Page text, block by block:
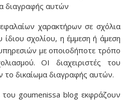
διαγραφής αυτών
χαρακτήρων σε σχόλια
σχολίου, η έμμεση ή άμεση
με οποιοδήποτε τρόπο
ΟΙ διαχειριστές του
το δικαίωμα διαγραφής αυτών.
goumenissa blog εκφράζουν